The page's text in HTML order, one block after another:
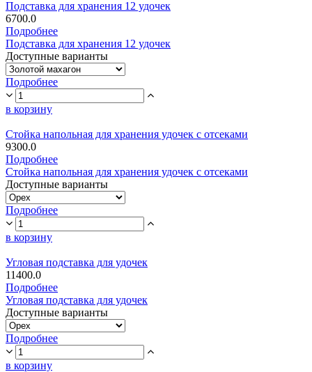
Подставка для хранения 12 удочек
6700.0
Подробнее
Подставка для хранения 12 удочек
Доступные варианты
Подробнее
в корзину
Стойка напольная для хранения удочек с отсеками
9300.0
Подробнее
Стойка напольная для хранения удочек с отсеками
Доступные варианты
Подробнее
в корзину
Угловая подставка для удочек
11400.0
Подробнее
Угловая подставка для удочек
Доступные варианты
Подробнее
в корзину